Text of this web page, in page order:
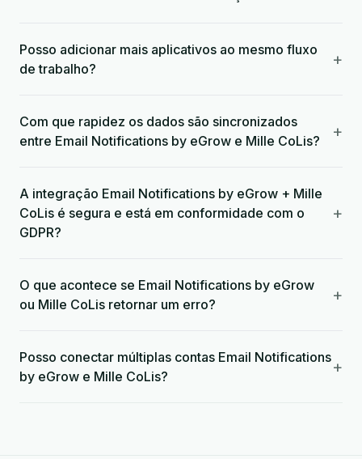
Posso adicionar mais aplicativos ao mesmo fluxo
de trabalho?
+
Com que rapidez os dados são sincronizados
entre Email Notifications by eGrow e Mille CoLis?
+
A integração Email Notifications by eGrow + Mille
CoLis é segura e está em conformidade com o
GDPR?
+
O que acontece se Email Notifications by eGrow
ou Mille CoLis retornar um erro?
+
Posso conectar múltiplas contas Email Notifications
by eGrow e Mille CoLis?
+